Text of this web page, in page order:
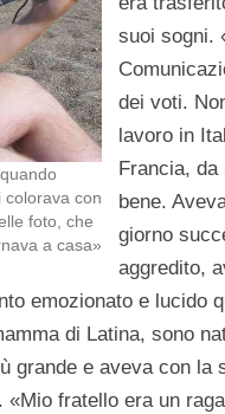
colorava con
foto, che
a casa»
suoi sogni.
dei voti.
lavoro in
Francia,
bene.
giorno
aggredito,
emozionato e lucido
di Latina, sono
grande e aveva con la
fratello era un